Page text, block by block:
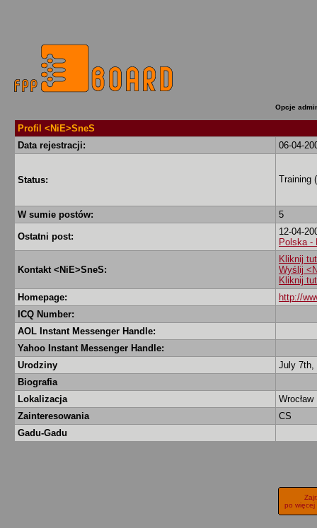
Opcje
Profil <NiE>SneS
Data rejestracji:
06-04-
Status: Training
W sumie postów: 5
Ostatni post:
12-04-
Polska -
Kontakt <NiE>SneS:
Kliknij
Wyślij
Kliknij
Homepage:
http://
ICQ Number:
AOL Instant Messenger Handle:
Yahoo Instant Messenger Handle:
Urodziny
July 7th,
Biografia
Lokalizacja
Wrocław
Zainteresowania
CS
Gadu-Gadu
po więcej